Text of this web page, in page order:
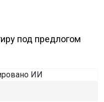
под предлогом